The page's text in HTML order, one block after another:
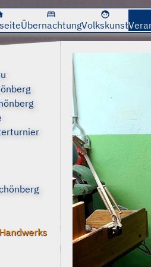
bed
Übernachtung
face
Volkskunst